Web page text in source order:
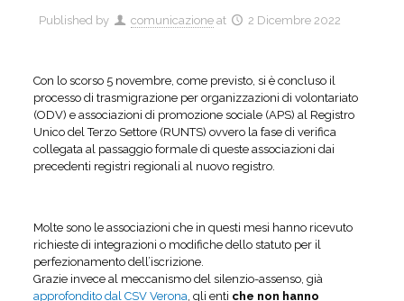
Published by comunicazione at 2 Dicembre 2022
Con lo scorso 5 novembre, come previsto, si è concluso il
processo di trasmigrazione per organizzazioni di volontariato
(ODV) e associazioni di promozione sociale (APS) al Registro
Unico del Terzo Settore (RUNTS) ovvero la fase di verifica
collegata al passaggio formale di queste associazioni dai
precedenti registri regionali al nuovo registro.
Molte sono le associazioni che in questi mesi hanno ricevuto
richieste di integrazioni o modifiche dello statuto per il
perfezionamento dell’iscrizione.
Grazie invece al meccanismo del silenzio-assenso, già
approfondito dal CSV Verona, gli enti che non hanno